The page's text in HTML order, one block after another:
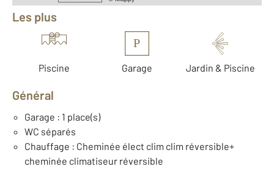
Les plus
Piscine
P
Garage Jardin & Piscine
Général
Garage : 1 place(s)
WC séparés
Chauffage : Cheminée élect clim clim réversible+
cheminée climatiseur réversible